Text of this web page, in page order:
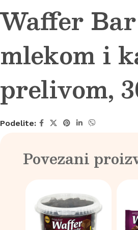
Waffer
mlekom i
prelivom,
Podelite:
Povezani